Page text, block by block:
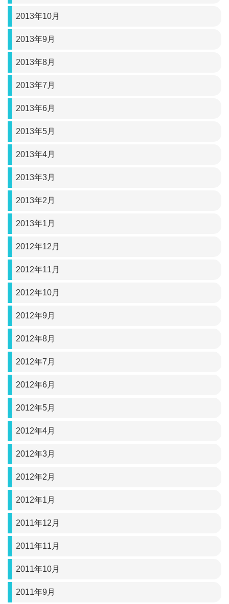
2013年10月
2013年9月
2013年8月
2013年7月
2013年6月
2013年5月
2013年4月
2013年3月
2013年2月
2013年1月
2012年12月
2012年11月
2012年10月
2012年9月
2012年8月
2012年7月
2012年6月
2012年5月
2012年4月
2012年3月
2012年2月
2012年1月
2011年12月
2011年11月
2011年10月
2011年9月